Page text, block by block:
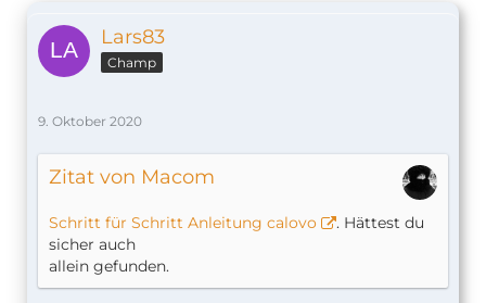
Lars83
Champ
9. Oktober 2020
Zitat von Macom
Schritt für Schritt Anleitung calovo
. Hättest du
sicher auch
allein gefunden.